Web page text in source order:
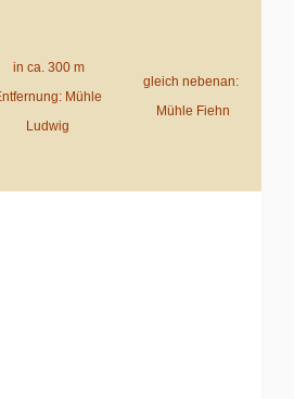
in ca. 300 m
Mühle
Ludwig
gleich nebenan:
Mühle Fiehn